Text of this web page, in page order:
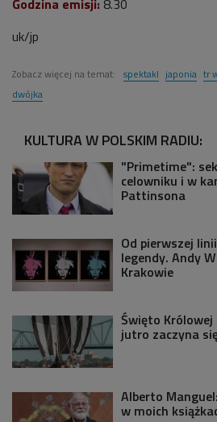
Godzina emisji: 8.30
uk/jp
Zobacz więcej na temat: spektakl japonia tr
dwójka
KULTURA W POLSKIM RADIU:
"Primetime":
celowniku i w
Pattinsona
Od pierwszej
legendy. Andy
Krakowie
Święto Królowej
jutro zaczyna
Alberto
w moich